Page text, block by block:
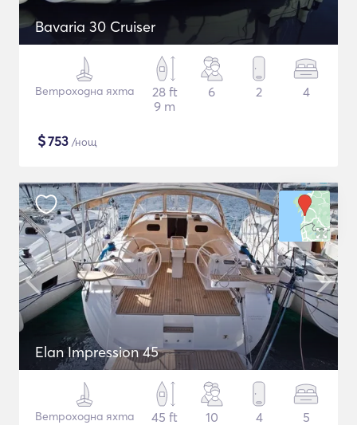
Bavaria 30 Cruiser
Ветроходна яхта
28 ft
9 m
6 2 4
$753 /нощ
Elan Impression 45
Ветроходна яхта
45 ft
10 4 5